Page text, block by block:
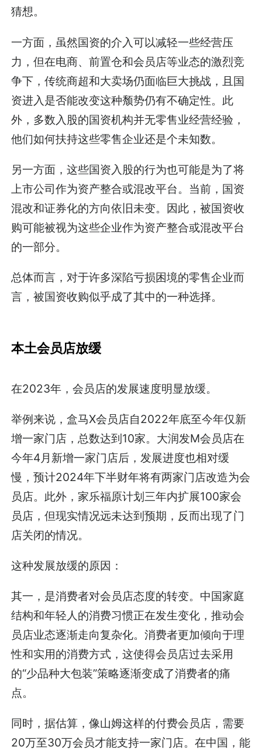
猜想。
一方面，虽然国资的介入可以减轻一些经营压
力，但在电商、前置仓和会员店等业态的激烈竞
争下，传统商超和大卖场仍面临巨大挑战，且国
资进入是否能改变这种颓势仍有不确定性。此
外，多数入股的国资机构并无零售业经营经验，
他们如何扶持这些零售企业还是个未知数。
另一方面，这些国资入股的行为也可能是为了将
上市公司作为资产整合或混改平台。当前，国资
混改和证券化的方向依旧未变。因此，被国资收
购可能被视为这些企业作为资产整合或混改平台
的一部分。
总体而言，对于许多深陷亏损困境的零售企业而
言，被国资收购似乎成了其中的一种选择。
本土会员店放缓
在2023年，会员店的发展速度明显放缓。
举例来说，盒马X会员店自2022年底至今年仅新
增一家门店，总数达到10家。大润发M会员店在
今年4月新增一家门店后，发展进度也相对缓
慢，预计2024年下半财年将有两家门店改造为会
员店。此外，家乐福原计划三年内扩展100家会
员店，但现实情况远未达到预期，反而出现了门
店关闭的情况。
这种发展放缓的原因：
其一，是消费者对会员店态度的转变。中国家庭
结构和年轻人的消费习惯正在发生变化，推动会
员店业态逐渐走向复杂化。消费者更加倾向于理
性和实用的消费方式，这使得会员店过去采用
的“少品种大包装”策略逐渐变成了消费者的痛
点。
同时，据估算，像山姆这样的付费会员店，需要
20万至30万会员才能支持一家门店。在中国，能